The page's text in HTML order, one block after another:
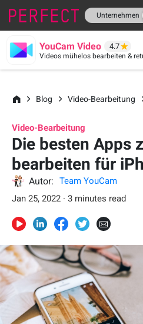
Unternehmen
YouCam Video 4.7
Videos mühelos bearbeiten &
Blog Video-Bearbeitung
Video-Bearbeitung
Die besten Apps
bearbeiten für
Autor:
Team YouCam
Jan 25, 2022 · 3 minutes read